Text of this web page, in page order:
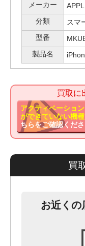
メーカー
分類
スマ
型番
製品名
買取に
アクティベーショ
ができていない機
ちらをご確認くださ
買
お近くの